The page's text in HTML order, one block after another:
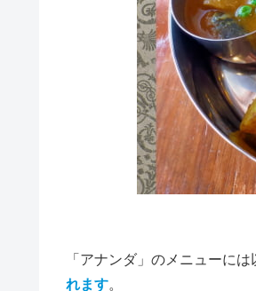
「アナンダ」のメニューに
れます。